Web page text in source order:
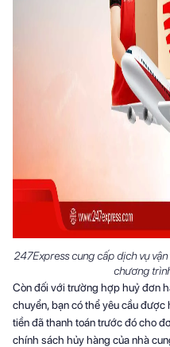
247Express cung cấp dịch vụ
chương
Còn đối với trường hợp huỷ đơn
chuyển, bạn có thể yêu cầu được
tiền đã thanh toán trước đó cho
chính sách hủy hàng của nhà